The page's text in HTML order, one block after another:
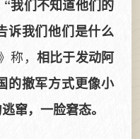
“我们不知道他们的
诉我们他们是什么
称， 相比于发动阿
的撤军方式更像小
窜，一脸窘态。